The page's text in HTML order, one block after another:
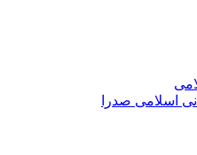
اسلامی صدرا